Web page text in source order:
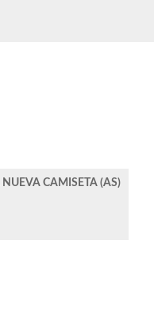
CAMISETA (AS)